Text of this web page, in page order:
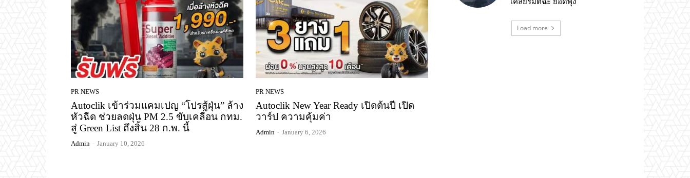
PR NEWS
Autoclik เข้าร่วมแคมเปญ “โปรสู้ฝุ่น” ล้าง
หัวฉีด ช่วยลดฝุ่น PM 2.5 ขับเคลื่อน กทม.
สู่ Green List ถึงสิ้น 28 ก.พ. นี้
Admin - January 10, 2026
PR NEWS
Autoclik New Year Ready เปิดต้นปี เปิด
วาร์ป ความคุ้มค่า
Admin - January 6, 2026
Load more